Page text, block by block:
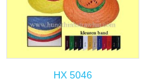
HX 5046